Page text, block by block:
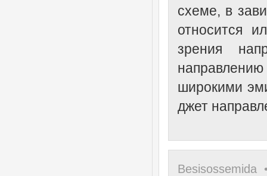
схеме, в
относится
зрения
широкими
джет
Besisossemida